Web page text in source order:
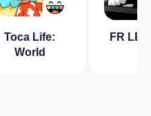
Toca Life:
World
FR